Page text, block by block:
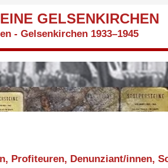
GELSENKIRCHEN
- Gelsenkirchen 1933–1945
Profiteuren, Denunziant/innen,